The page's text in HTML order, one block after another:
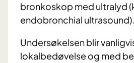
bronkoskop med ultralyd
endobronchial ultrasound).
Undersøkelsen blir
lokalbedøvelse og med